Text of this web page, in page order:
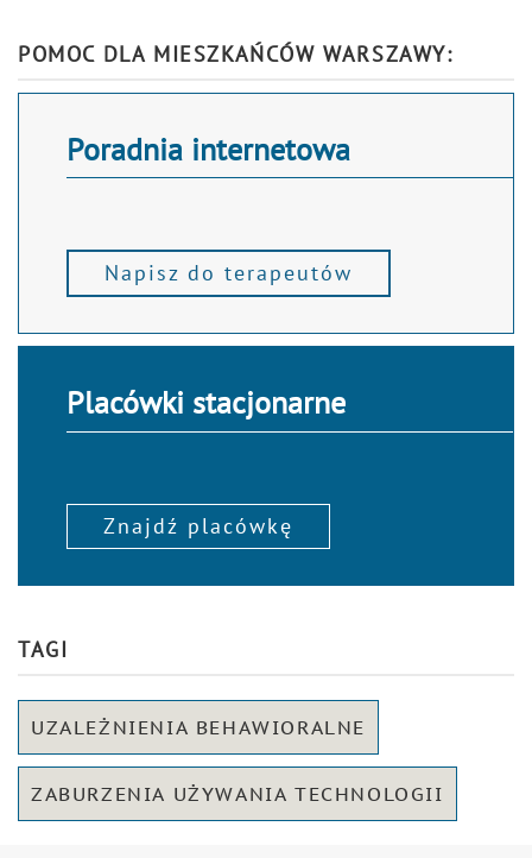
POMOC DLA MIESZKAŃCÓW WARSZAWY:
Poradnia internetowa
Napisz do terapeutów
Placówki stacjonarne
Znajdź placówkę
TAGI
UZALEŻNIENIA BEHAWIORALNE
ZABURZENIA UŻYWANIA TECHNOLOGII